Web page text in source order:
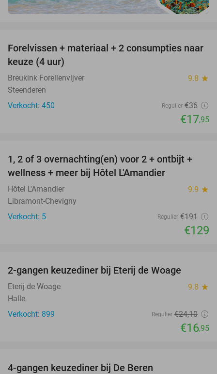
50%
Forelvissen + materiaal + 2 consumpties naar
keuze (4 uur)
Breukink Forellenvijver 9.8 star
Steenderen
Verkocht: 450
Regulier €36
€17,95
32%
TODAY
1, 2 of 3 overnachting(en) voor 2 + ontbijt +
wellness + meer bij Hôtel L'Amandier
Hôtel L'Amandier 9.9 star
Libramont-Chevigny
Verkocht: 5
Regulier €191
€129
2-gangen keuzediner bij Eterij de Woage
Eterij de Woage 9.8 star
Halle
Verkocht: 899
Regulier €24,10
€16,95
4-gangen keuzediner bij De Beren